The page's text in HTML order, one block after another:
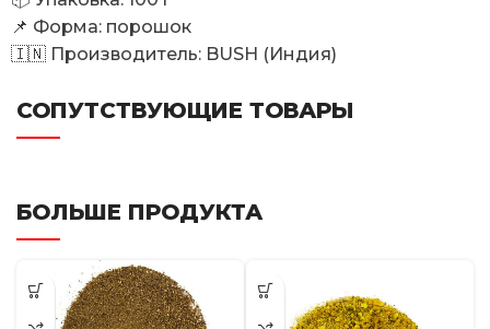
📌 Форма: порошок
🇮🇳 Производитель: BUSH (Индия)
СОПУТСТВУЮЩИЕ ТОВАРЫ
БОЛЬШЕ ПРОДУКТА